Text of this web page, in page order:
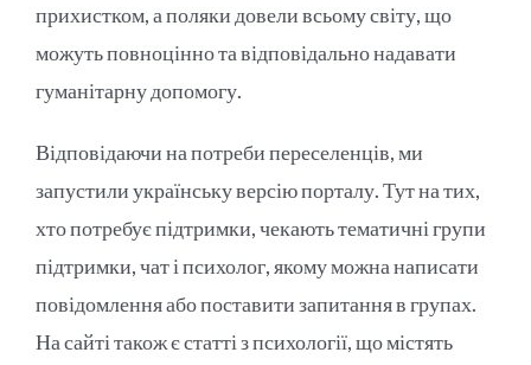
прихистком, а поляки довели всьому світу, що
можуть повноцінно та відповідально надавати
гуманітарну допомогу.
Відповідаючи на потреби переселенців, ми
запустили українську версію порталу. Тут на тих,
хто потребує підтримки, чекають тематичні групи
підтримки, чат і психолог, якому можна написати
повідомлення або поставити запитання в групах.
На сайті також є статті з психології, що містять